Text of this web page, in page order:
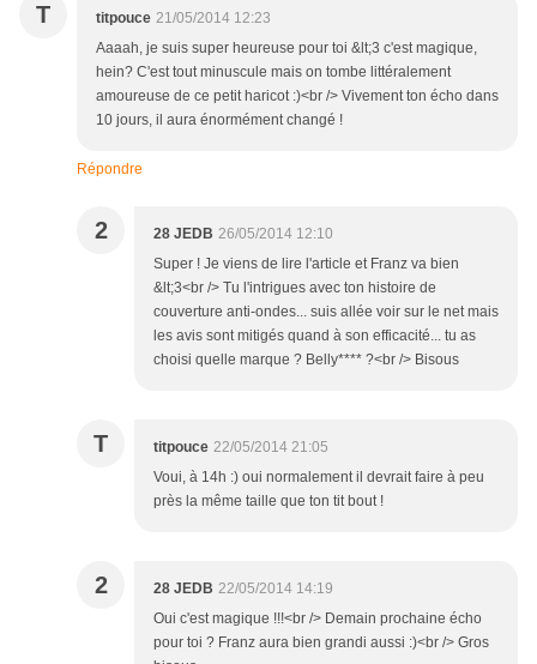
T titpouce 21/05/2014 12:23
Aaaah, je suis super heureuse pour toi &lt;3 c'est magique,
hein? C'est tout minuscule mais on tombe littéralement
amoureuse de ce petit haricot :)<br /> Vivement ton écho dans
10 jours, il aura énormément changé !
Répondre
2 28 JEDB 26/05/2014 12:10
Super ! Je viens de lire l'article et Franz va bien
&lt;3<br /> Tu l'intrigues avec ton histoire de
couverture anti-ondes... suis allée voir sur le net mais
les avis sont mitigés quand à son efficacité... tu as
choisi quelle marque ? Belly**** ?<br /> Bisous
T titpouce 22/05/2014 21:05
Voui, à 14h :) oui normalement il devrait faire à peu
près la même taille que ton tit bout !
2 28 JEDB 22/05/2014 14:19
Oui c'est magique !!!<br /> Demain prochaine écho
pour toi ? Franz aura bien grandi aussi :)<br /> Gros